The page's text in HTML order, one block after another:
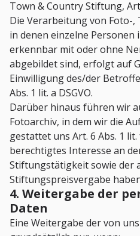
Town & Country Stiftung,
Die Verarbeitung von Foto-,
in denen einzelne Personen
erkennbar mit oder ohne
abgebildet sind, erfolgt auf
Einwilligung des/der
Abs. 1 lit. a DSGVO.
Darüber hinaus führen wir
Fotoarchiv, in dem wir die
gestattet uns Art. 6 Abs. 1 lit.
berechtigtes Interesse an
Stiftungstätigkeit sowie der
Stiftungspreisvergabe
4. Weitergabe der
Daten
Eine Weitergabe der von